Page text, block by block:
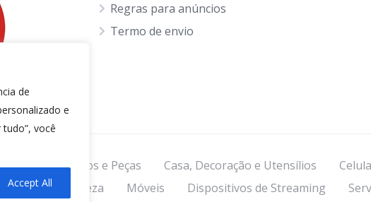
de
e
você
Accept All
Regras para anúncios
Termo de envio
Roxo Autos e Peças Casa, Decoração e Utensílios
Moda e Beleza Móveis Dispositivos de Streaming